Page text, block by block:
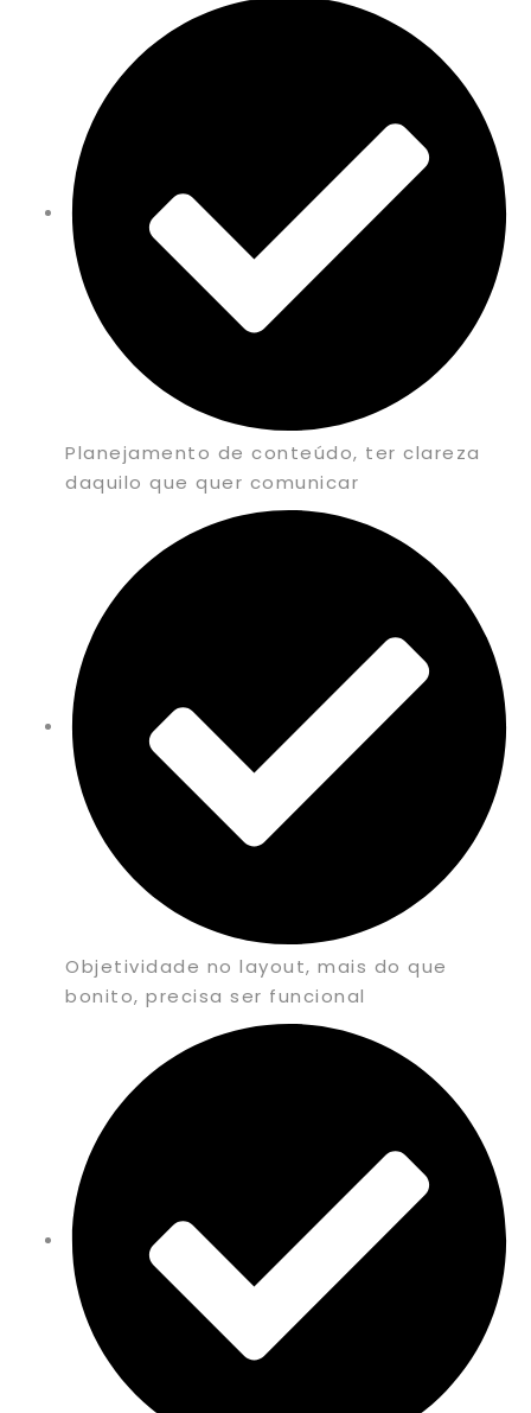
Planejamento de conteúdo, ter clareza
daquilo que quer comunicar
Objetividade no layout, mais do que
bonito, precisa ser funcional